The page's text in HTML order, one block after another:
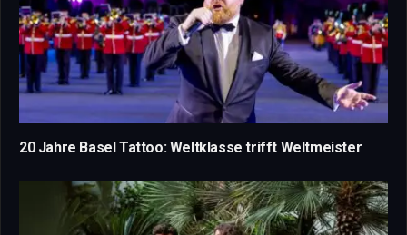
20 Jahre Basel Tattoo: Weltklasse trifft Weltmeister